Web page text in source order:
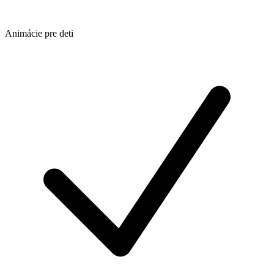
Animácie pre deti